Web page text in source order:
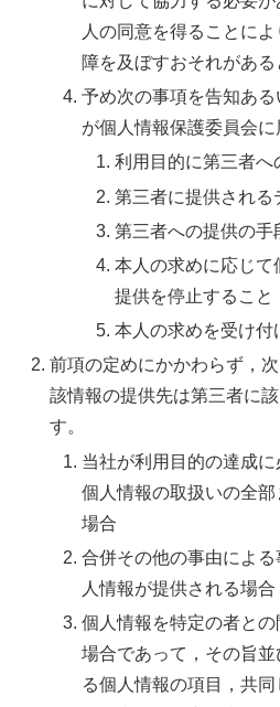
人の同意を得ることに
障を及ぼすおそれがある
予め次の事項を告知あ
が個人情報保護委員会に
利用目的に第三者へ
第三者に提供される
第三者への提供の手
本人の求めに応じて
提供を停止すること
本人の求めを受け付
前項の定めにかかわらず，
該情報の提供先は第三者に
す。
当社が利用目的の達成
個人情報の取扱いの全
場合
合併その他の事由によ
人情報が提供される場合
個人情報を特定の者と
場合であって，その旨
る個人情報の項目，共